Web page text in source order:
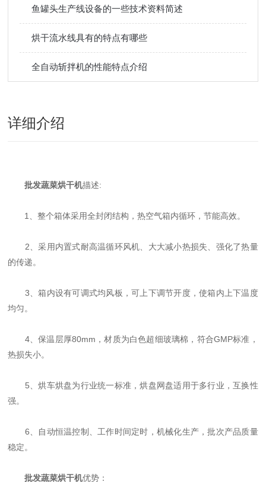
鱼罐头生产线设备的一些技术资料简述
烘干流水线具有的特点有哪些
全自动斩拌机的性能特点介绍
详细介绍
批发蔬菜烘干机描述:
1、整个箱体采用全封闭结构，热空气箱内循环，节能高效。
2、采用内置式耐高温循环风机、大大减小热损失、强化了热量
的传递。
3、箱内设有可调式均风板，可上下调节开度，使箱内上下温度
均匀。
4、保温层厚80mm，材质为白色超细玻璃棉，符合GMP标准，
热损失小。
5、烘车烘盘为行业统一标准，烘盘网盘适用于多行业，互换性
强。
6、自动恒温控制、工作时间定时，机械化生产，批次产品质量
稳定。
批发蔬菜烘干机优势：